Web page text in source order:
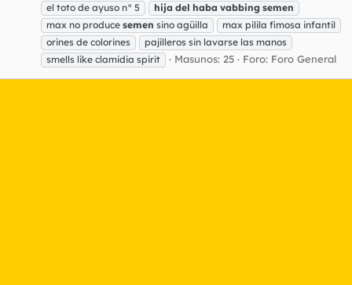
el toto de ayuso n° 5
hija del haba vabbing semen
max no produce semen sino agüilla
max pilila fimosa infantil
orines de colorines
pajilleros sin lavarse las manos
smells like clamidia spirit
Masunos: 25 Foro: Foro General